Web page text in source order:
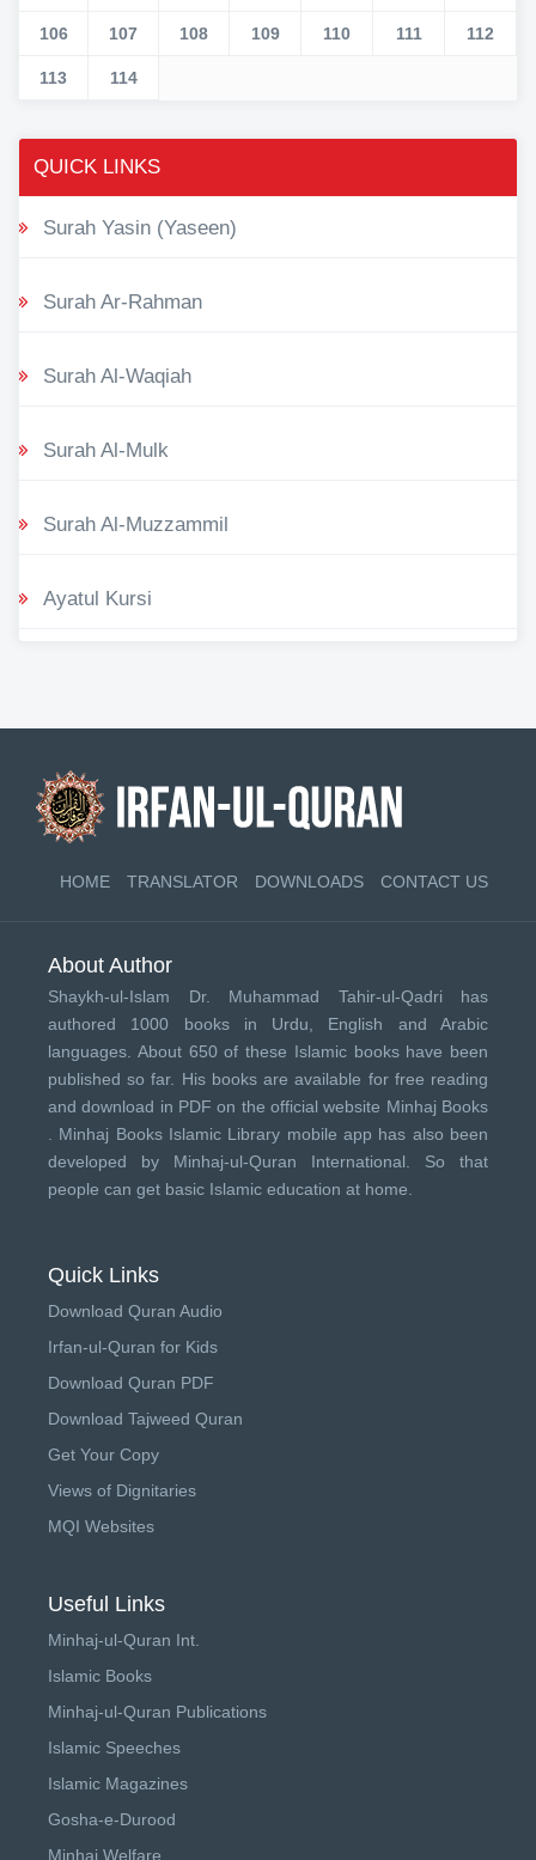
106 107 108 109 110 111 112
113 114
QUICK LINKS
Surah Yasin (Yaseen)
Surah Ar-Rahman
Surah Al-Waqiah
Surah Al-Mulk
Surah Al-Muzzammil
Ayatul Kursi
HOME TRANSLATOR DOWNLOADS CONTACT US
About Author
Shaykh-ul-Islam Dr. Muhammad Tahir-ul-Qadri has
authored 1000 books in Urdu, English and Arabic
languages. About 650 of these Islamic books have been
published so far. His books are available for free reading
and download in PDF on the official website Minhaj Books
Minhaj Books Islamic Library mobile app has also been
developed by Minhaj-ul-Quran International . So that
people can get basic Islamic education at home.
Quick Links
Download Quran Audio
Irfan-ul-Quran for Kids
Download Quran PDF
Download Tajweed Quran
Get Your Copy
Views of Dignitaries
MQI Websites
Useful Links
Minhaj-ul-Quran Int.
Islamic Books
Minhaj-ul-Quran Publications
Islamic Speeches
Islamic Magazines
Gosha-e-Durood
Minhaj Welfare